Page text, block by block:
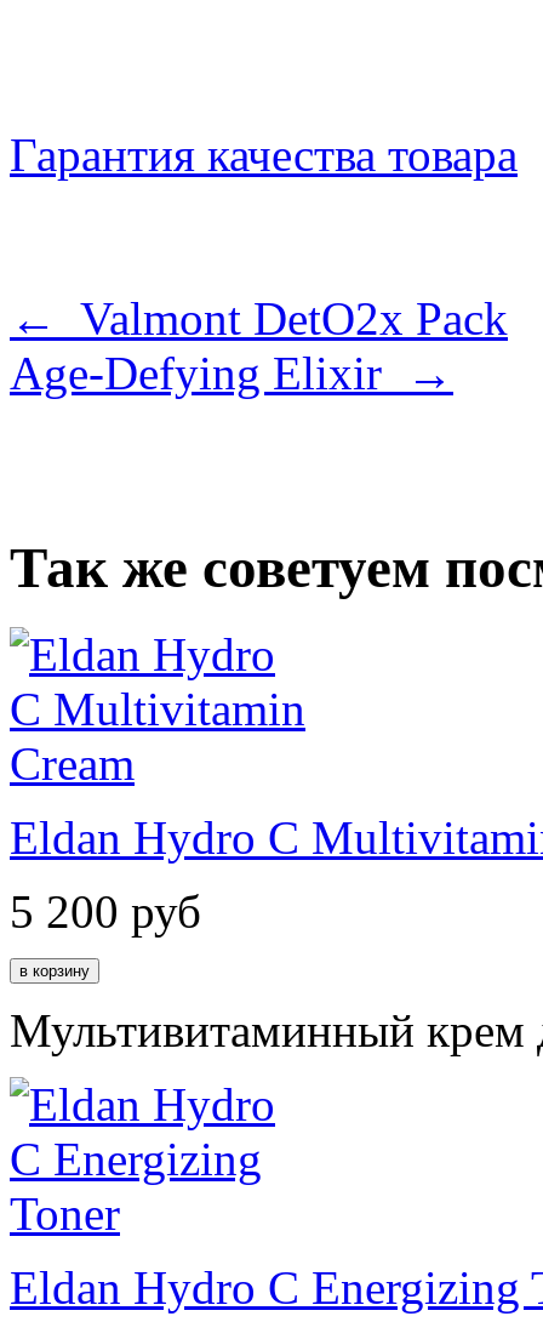
Гарантия качества товара
← Valmont DetO2x Pack
Age-Defying Elixir →
Так же советуем
Eldan Hydro C
5 200 руб
Мультивитаминный крем
Eldan Hydro C Energizing